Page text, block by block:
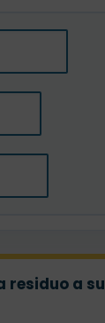
residuo a su